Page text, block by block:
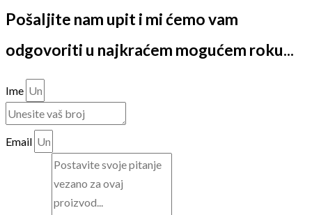
Pošaljite nam upit i mi ćemo vam
odgovoriti u najkraćem mogućem roku...
Ime
Email